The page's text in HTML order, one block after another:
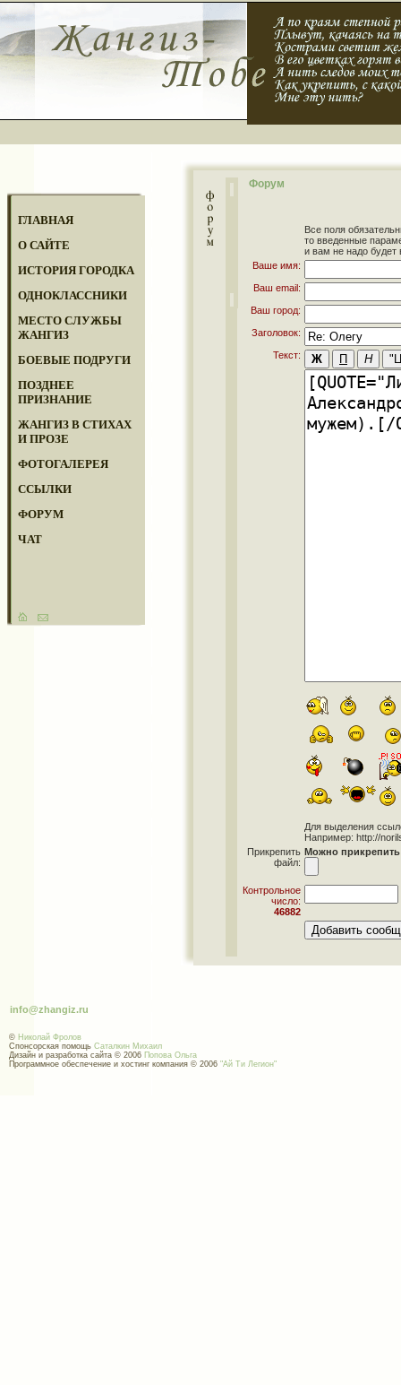
ГЛАВНАЯ
О САЙТЕ
ИСТОРИЯ ГОРОДКА
ОДНОКЛАССНИКИ
МЕСТО СЛУЖБЫ
ЖАНГИЗ
БОЕВЫЕ ПОДРУГИ
ПОЗДНЕЕ
ПРИЗНАНИЕ
ЖАНГИЗ В СТИХАХ
И ПРОЗЕ
ФОТОГАЛЕРЕЯ
ССЫЛКИ
ФОРУМ
ЧАТ
Форум
Все поля
то введенные
и вам не надо будет
Ваше имя:
Ваш email:
Ваш город:
Заголовок:
Текст:
Для выделения
Например: http://
Прикрепить
файл:
Можно
Контрольное
число:
46882
info@zhangiz.ru
© Николай Фролов
Спонсорская помощь Саталкин Михаил
Дизайн и разработка сайта © 2006 Попова Ольга
Программное обеспечение и хостинг компания © 2006 "Ай Ти Легион"